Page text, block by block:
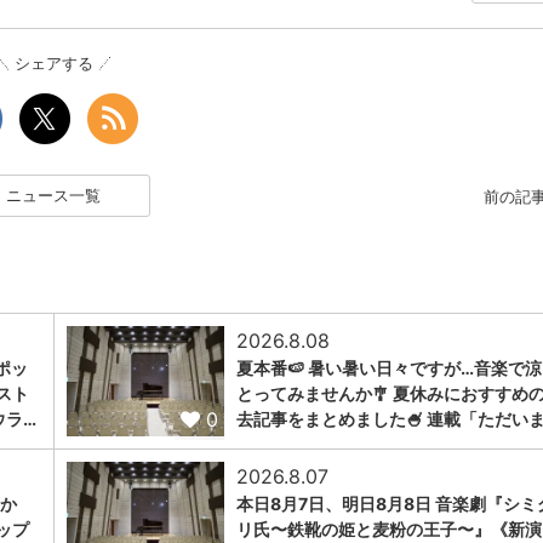
シェアする
ニュース一覧 前の記
ッ
ト
ラ…
0
2026.8.08
夏本番🍉 暑い暑い日々ですが…音楽で
とってみませんか🎐 夏休みにおすすめ
去記事をまとめました🍧 連載「ただい
プ
2026.8.07
本日8月7日、明日8月8日 音楽劇『シミ
リ氏〜鉄靴の姫と麦粉の王子〜』《新演